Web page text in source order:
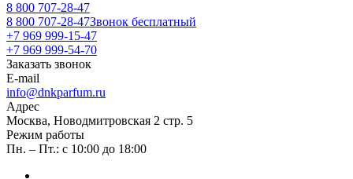
8 800 707-28-47
8 800 707-28-47Звонок бесплатный
+7 969 999-15-47
+7 969 999-54-70
Заказать звонок
E-mail
info@dnkparfum.ru
Адрес
Москва, Новодмитровская 2 стр. 5
Режим работы
Пн. – Пт.: с 10:00 до 18:00